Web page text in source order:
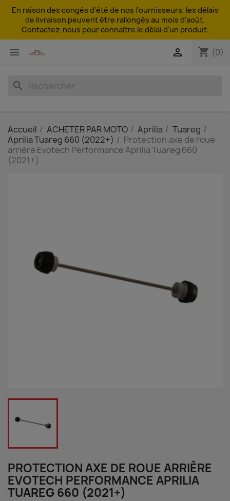
En raison des congés d'été de nos fournisseurs, les délais
de livraison peuvent être rallongés au mois d'août.
Contactez-nous pour connaître le délai d'un produit.
 shopping_cart (0)

search
Accueil ACHETER PAR MOTO Aprilia
Tuareg
Aprilia Tuareg 660 (2022+)
Protection axe de roue
arrière Evotech Performance Aprilia Tuareg 660
(2021+)
PROTECTION AXE DE ROUE ARRIÈRE
EVOTECH PERFORMANCE APRILIA
TUAREG 660 (2021+)